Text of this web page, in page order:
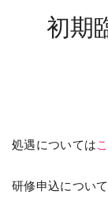
初期
処遇については
研修申込につい